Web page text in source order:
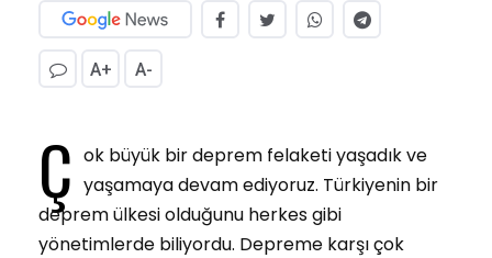
A+ A-
Ç ok büyük bir deprem felaketi yaşadık ve
yaşamaya devam ediyoruz. Türkiyenin bir
deprem ülkesi olduğunu herkes gibi
yönetimlerde biliyordu. Depreme karşı çok